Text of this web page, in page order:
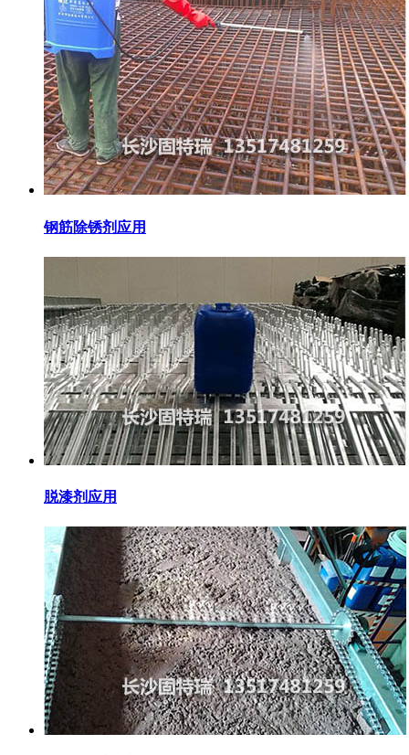
钢筋除锈剂应用
脱漆剂应用